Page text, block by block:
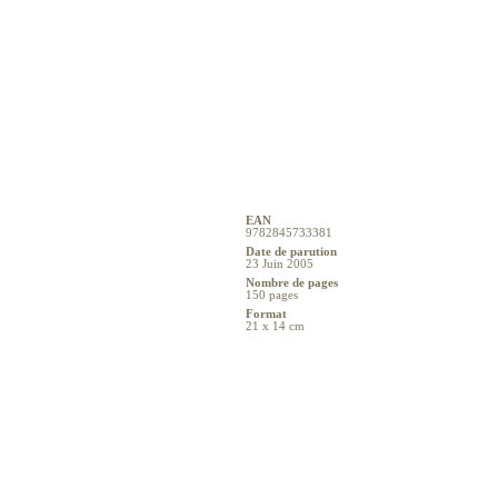
EAN
9782845733381
Date de parution
23 Juin 2005
Nombre de pages
150 pages
Format
21 x 14 cm